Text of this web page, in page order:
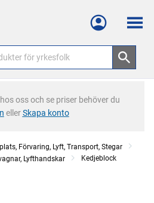
Meny
oss och se priser behöver du
ellerSkapa konto
Förvaring, Lyft, Transport, Stegar
Lyfthandskar Kedjeblock